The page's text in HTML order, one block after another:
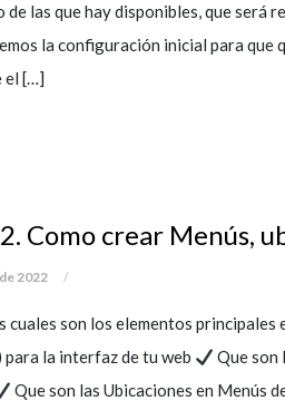
de las que hay disponibles, que será
la configuración inicial para que
el […]
Como crear Menús,
2022 /
cuales son los elementos principales
la interfaz de tu web
Que son
Que son las Ubicaciones en Menús